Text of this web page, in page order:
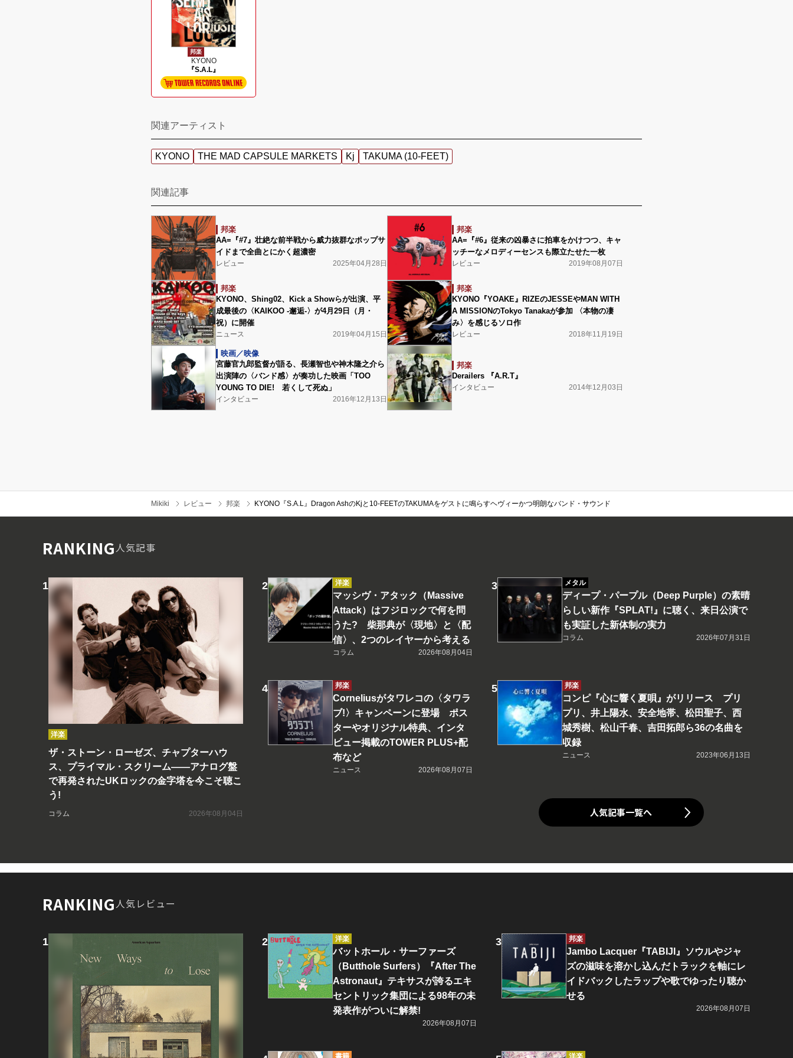
邦楽
KYONO
『S.A.L』
関連アーティスト
KYONO THE MAD CAPSULE MARKETS Kj TAKUMA (10-FEET)
関連記事
邦楽
AA=『#7』壮絶な前半戦から威力抜群なポップサ
イドまで全曲とにかく超濃密
レビュー 2025年04月28日
邦楽
AA=『#6』従来の凶暴さに拍車をかけつつ、キャ
ッチーなメロディーセンスも際立たせた一枚
レビュー 2019年08月07日
邦楽
KYONO、Shing02、Kick a Showらが出演、平
成最後の〈KAIKOO -邂逅-〉が4月29日（月・
祝）に開催
ニュース 2019年04月15日
邦楽
KYONO『YOAKE』RIZEのJESSEやMAN WITH
A MISSIONのTokyo Tanakaが参加 〈本物の凄
み〉を感じるソロ作
レビュー 2018年11月19日
映画／映像
宮藤官九郎監督が語る、長瀬智也や神木隆之介ら
出演陣の〈バンド感〉が奏功した映画「TOO
YOUNG TO DIE! 若くして死ぬ」
インタビュー 2016年12月13日
邦楽
Derailers 『A.R.T』
インタビュー 2014年12月03日
Mikiki レビュー 邦楽 KYONO『S.A.L』Dragon AshのKjと10-FEETのTAKUMAをゲストに鳴らすヘヴィーかつ明朗なバンド・サウンド
RANKING人気記事
洋楽
ザ・ストーン・ローゼズ、チャプターハウ
ス、プライマル・スクリーム――アナログ盤
で再発されたUKロックの金字塔を今こそ聴こ
う!
コラム 2026年08月04日
洋楽
マッシヴ・アタック（Massive
Attack）はフジロックで何を問
うた? 柴那典が〈現地〉と〈配
信〉、2つのレイヤーから考える
コラム 2026年08月04日
メタル
ディープ・パープル（Deep Purple）の素晴
らしい新作『SPLAT!』に聴く、来日公演で
も実証した新体制の実力
コラム 2026年07月31日
邦楽
Corneliusがタワレコの〈タワラ
ブ!〉キャンペーンに登場 ポス
ターやオリジナル特典、インタ
ビュー掲載のTOWER PLUS+配
布など
ニュース 2026年08月07日
邦楽
コンピ『心に響く夏唄』がリリース プリ
プリ、井上陽水、安全地帯、松田聖子、西
城秀樹、松山千春、吉田拓郎ら36の名曲を
収録
ニュース 2023年06月13日
人気記事一覧へ
RANKING人気レビュー
洋楽
バットホール・サーファーズ
（Butthole Surfers）『After The
Astronaut』テキサスが誇るエキ
セントリック集団による98年の未
発表作がついに解禁!
2026年08月07日
邦楽
Jambo Lacquer『TABIJI』ソウルやジャ
ズの滋味を溶かし込んだトラックを軸にレ
イドバックしたラップや歌でゆったり聴か
せる
2026年08月07日
書籍 洋楽